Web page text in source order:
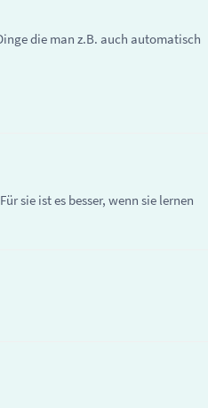
die man z.B. auch automatisch
sie ist es besser, wenn sie lernen